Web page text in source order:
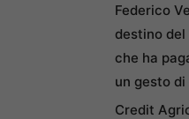
Federico
destino
che ha
un gesto
Credit